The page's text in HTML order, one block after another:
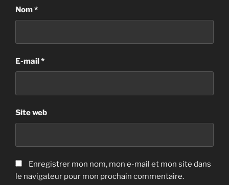
Nom*
E-mail*
Site web
Enregistrer mon nom, mon e-mail et mon site dans
le navigateur pour mon prochain commentaire.